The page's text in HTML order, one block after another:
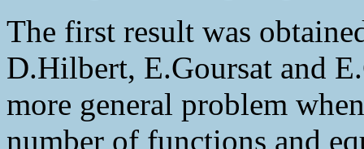
The first result was
D.Hilbert, E.Goursat and
more general problem
number of functions and